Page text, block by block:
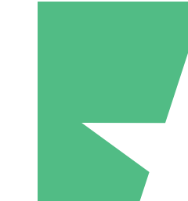
Packs de
Payez à l'utilisation avec des
1